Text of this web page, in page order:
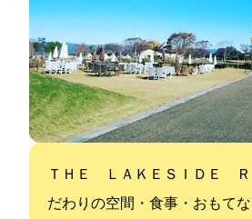
ＴＨＥ ＬＡＫＥＳＩＤＥ
だわりの空間・食事・おもて